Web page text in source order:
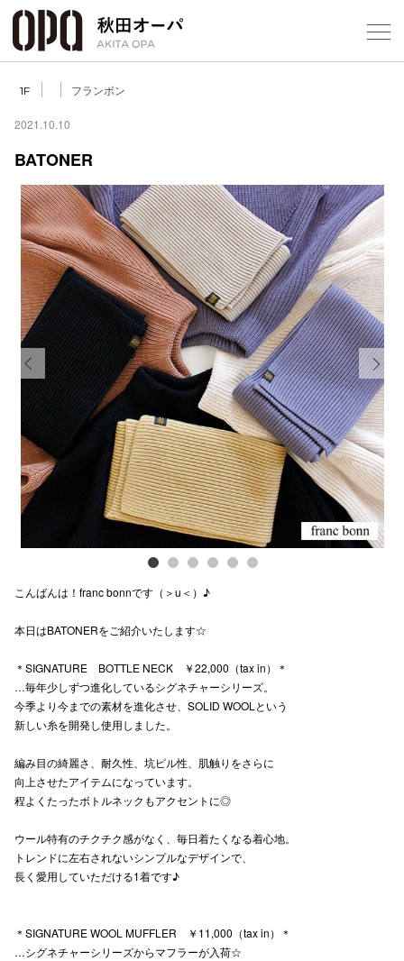
1F フランボン
2021.10.10
BATONER
Next
こんばんは！franc bonnです（＞u＜）♪
本日はBATONERをご紹介いたします☆
＊SIGNATURE BOTTLE NECK ￥22,000（tax in）＊
…毎年少しずつ進化しているシグネチャーシリーズ。
今季より今までの素材を進化させ、SOLID WOOLという
新しい糸を開発し使用しました。
編み目の綺麗さ、耐久性、坑ピル性、肌触りをさらに
向上させたアイテムになっています。
程よくたったボトルネックもアクセントに◎
ウール特有のチクチク感がなく、毎日着たくなる着心地。
トレンドに左右されないシンプルなデザインで、
長く愛用していただける1着です♪
＊SIGNATURE WOOL MUFFLER ￥11,000（tax in）＊
…シグネチャーシリーズからマフラーが入荷☆
フロア
ショッ
レスト
施設案内
アクセ
スタッ
電話で
公式SNS